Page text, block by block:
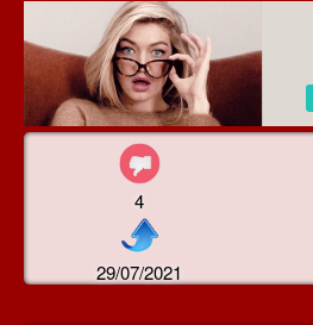
4
29/07/2021